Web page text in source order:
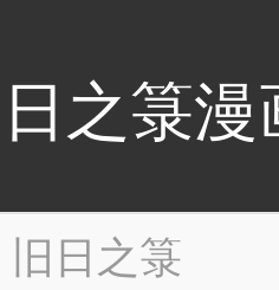
之箓
旧日之箓